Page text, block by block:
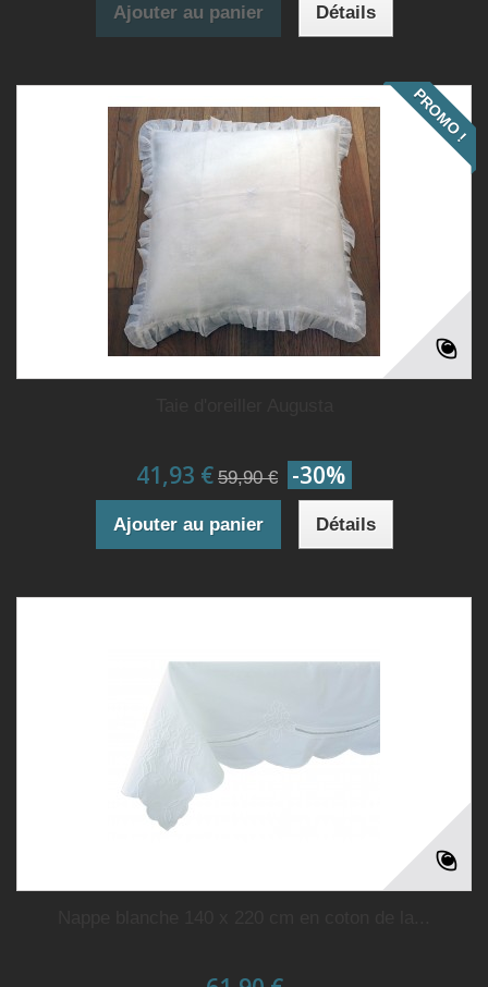
Ajouter au panier Détails
PROMO !
41,93 € 59,90 € -30%
Ajouter au panier Détails